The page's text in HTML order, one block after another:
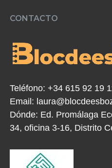
CONTACTO
Teléfono: +34 615 92 19
Email:
Dónde: Ed. Promálaga
34, oficina 3-16, Distrito